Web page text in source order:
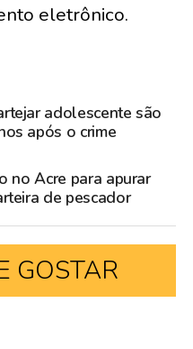
eletrônico.
adolescente são
após o crime
no Acre para apurar
de pescador
GOSTAR